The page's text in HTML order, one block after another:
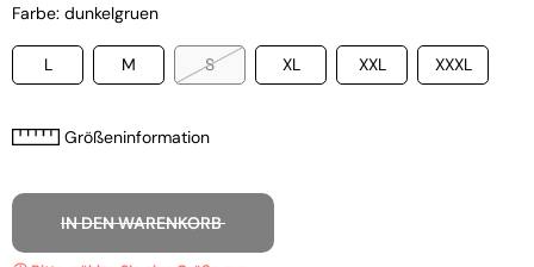
Farbe: dunkelgruen
L M S XL XXL XXXL
Größeninformation
IN DEN WARENKORB